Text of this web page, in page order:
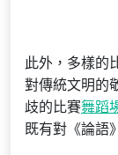
此外，多樣的
對傳統文明的
歧的比賽舞蹈
既有對《論語